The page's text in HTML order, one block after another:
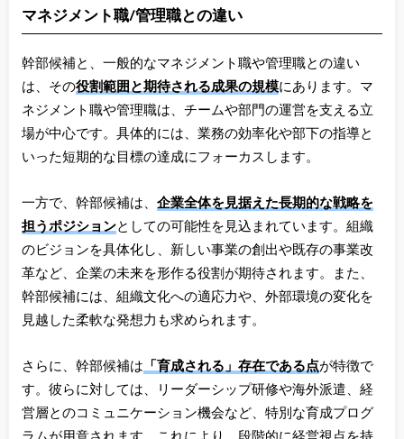
マネジメント職/管理職との違い
幹部候補と、一般的なマネジメント職や管理職との違い
は、その役割範囲と期待される成果の規模にあります。マ
ネジメント職や管理職は、チームや部門の運営を支える立
場が中心です。具体的には、業務の効率化や部下の指導と
いった短期的な目標の達成にフォーカスします。
一方で、幹部候補は、 企業全体を見据えた長期的な戦略を
担うポジションとしての可能性を見込まれています。組織
のビジョンを具体化し、新しい事業の創出や既存の事業改
革など、企業の未来を形作る役割が期待されます。また、
幹部候補には、組織文化への適応力や、外部環境の変化を
見越した柔軟な発想力も求められます。
さらに、幹部候補は 「育成される」存在である点が特徴で
す。彼らに対しては、リーダーシップ研修や海外派遣、経
営層とのコミュニケーション機会など、特別な育成プログ